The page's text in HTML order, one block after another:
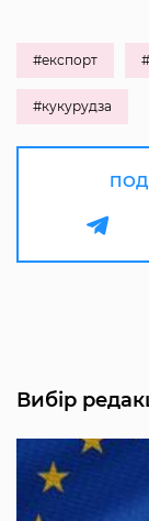
#експорт
#кукурудза
Вибір